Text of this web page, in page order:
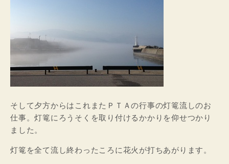
そして夕方からはこれまたＰＴＡの行事の灯篭流しのお
仕事。灯篭にろうそくを取り付けるかかりを仰せつかり
ました。
灯篭を全て流し終わったころに花火が打ちあがります。